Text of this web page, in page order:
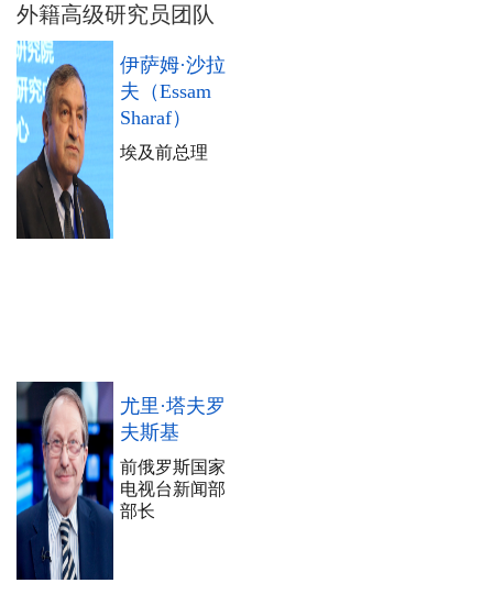
外籍高级研究员团队
伊萨姆·沙拉
夫（Essam
Sharaf）
埃及前总理
尤里·塔夫罗
夫斯基
前俄罗斯国家
电视台新闻部
部长